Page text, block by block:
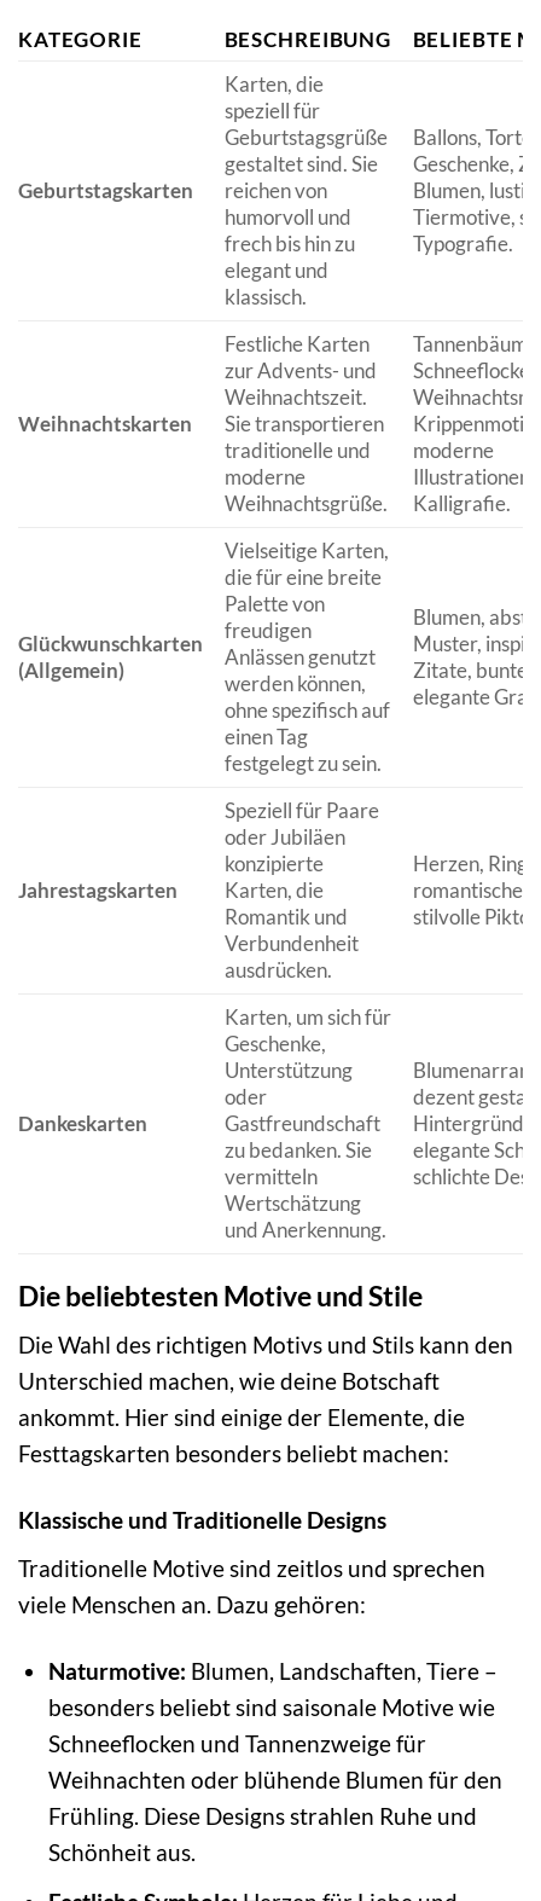
KATEGORIE BESCHREIBUNG BELIEBTE
Geburtstagskarten
Karten, die
speziell für
Geburtstagsgrüße
gestaltet sind. Sie
reichen von
humorvoll und
frech bis hin zu
elegant und
klassisch.
Ballons,
Geschenke,
Blumen,
Tiermotive,
Typografie.
Weihnachtskarten
Festliche Karten
zur Advents- und
Weihnachtszeit.
Sie transportieren
traditionelle und
moderne
Weihnachtsgrüße.
moderne
Illustrationen,
Kalligrafie.
Glückwunschkarten
(Allgemein)
Vielseitige Karten,
die für eine breite
Palette von
freudigen
Anlässen genutzt
werden können,
ohne spezifisch auf
einen Tag
festgelegt zu sein.
Blumen,
Muster,
Zitate, bunte
elegante
Jahrestagskarten
Speziell für Paare
oder Jubiläen
konzipierte
Karten, die
Romantik und
Verbundenheit
ausdrücken.
Herzen,
romantische
stilvolle
Dankeskarten
Karten, um sich für
Geschenke,
Unterstützung
oder
Gastfreundschaft
zu bedanken. Sie
vermitteln
Wertschätzung
und Anerkennung.
dezent
Hintergründe,
elegante
schlichte
Die beliebtesten Motive und Stile
Die Wahl des richtigen Motivs und Stils kann den
Unterschied machen, wie deine Botschaft
ankommt. Hier sind einige der Elemente, die
Festtagskarten besonders beliebt machen:
Klassische und Traditionelle Designs
Traditionelle Motive sind zeitlos und sprechen
viele Menschen an. Dazu gehören:
Naturmotive: Blumen, Landschaften, Tiere –
besonders beliebt sind saisonale Motive wie
Schneeflocken und Tannenzweige für
Weihnachten oder blühende Blumen für den
Frühling. Diese Designs strahlen Ruhe und
Schönheit aus.